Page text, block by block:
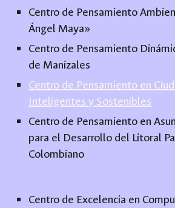
Centro de Pensamiento
Ángel Maya»
Centro de Pensamiento
de Manizales
Centro de Pensamiento en
Inteligentes y Sostenibles
Centro de Pensamiento en
para el Desarrollo del Litoral
Colombiano
Centro de Excelencia en